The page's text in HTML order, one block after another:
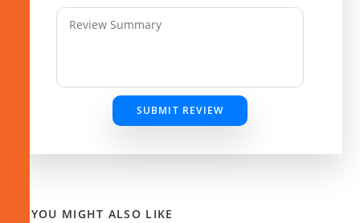
SUBMIT REVIEW
YOU MIGHT ALSO LIKE